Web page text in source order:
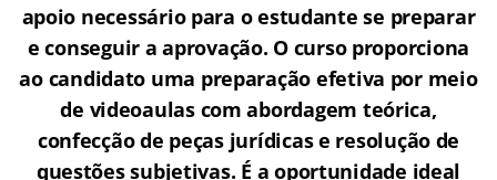
apoio necessário para o estudante se preparar
e conseguir a aprovação. O curso proporciona
ao candidato uma preparação efetiva por meio
de videoaulas com abordagem teórica,
confecção de peças jurídicas e resolução de
questões subjetivas. É a oportunidade ideal